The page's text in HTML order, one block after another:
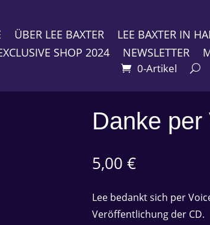
ÜBER LEE BAXTER LEE BAXTER IN
SHOP 2024
NEWSLETTER
0-Artikel
Danke
5,00€
Lee bedankt sich per
Veröffentlichung der CD.